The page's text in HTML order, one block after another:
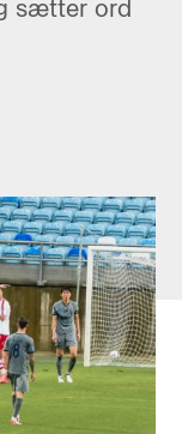
sætter ord